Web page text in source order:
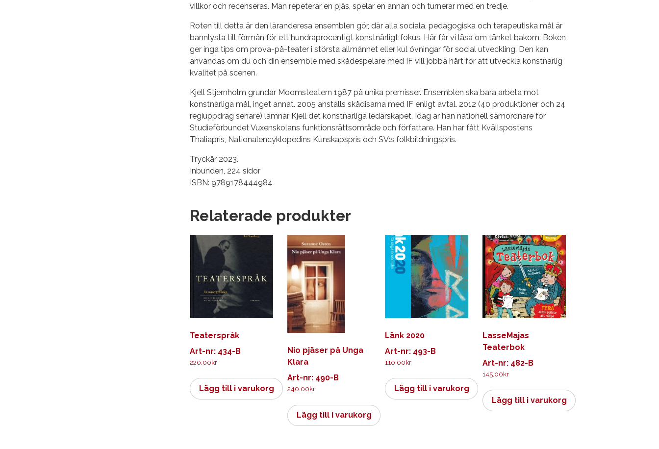
villkor och recenseras. Man repeterar en pjäs, spelar en annan och turnerar med en tredje.
Roten till detta är den läranderesa ensemblen gör, där alla sociala, pedagogiska och terapeutiska mål är
bannlysta till förmån för ett hundra­procentigt konstnärligt fokus. Här får vi läsa om tänket bakom. Boken
ger inga tips om prova-på-teater i största allmänhet eller kul övningar för social utveckling. Den kan
användas om du och din ensemble med skådespelare med IF vill jobba hårt för att utveckla konstnärlig
kvalitet på scenen.
Kjell Stjernholm grundar Moomsteatern 1987 på unika premisser. Ensemblen ska bara arbeta mot
konstnärliga mål, inget annat. 2005 anställs skådisarna med IF enligt avtal. 2012 (40 produktioner och 24
regiuppdrag senare) lämnar Kjell det konstnärliga ledarskapet. Idag är han nationell samordnare för
Studieförbundet Vuxenskolans funktionsrättsområde och författare. Han har fått Kvällspostens
Thaliapris, National­encyklopedins Kunskapspris och SV:s folkbildningspris.
Tryckår 2023.
Inbunden, 224 sidor
ISBN: 9789178444984
Relaterade produkter
Teaterspråk
Art-nr: 434-B
220.00kr
Lägg till i varukorg
Nio pjäser på Unga
Klara
Art-nr: 490-B
240.00kr
Lägg till i varukorg
Länk 2020
Art-nr: 493-B
110.00kr
Lägg till i varukorg
LasseMajas
Teaterbok
Art-nr: 482-B
145.00kr
Lägg till i varukorg